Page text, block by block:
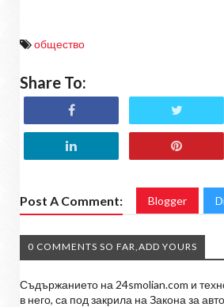
общество
Share To:
Post A Comment: Blogger
0 COMMENTS SO FAR,ADD YOURS
Съдържанието на 24smolian.com и
в него, са под закрила на Закона за